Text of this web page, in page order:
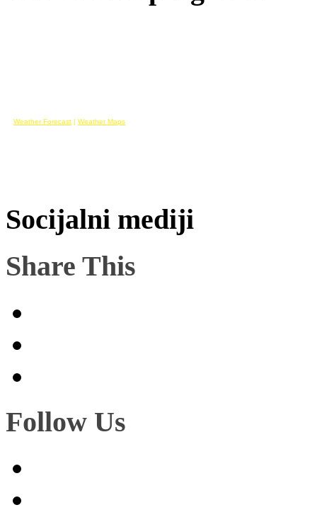
Weather Forecast | Weather Maps
Socijalni mediji
Share This
Follow Us